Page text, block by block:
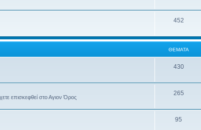
452
ΘΈΜΑΤΑ
430
επισκεφθεί στο Αγιον Όρος
265
95